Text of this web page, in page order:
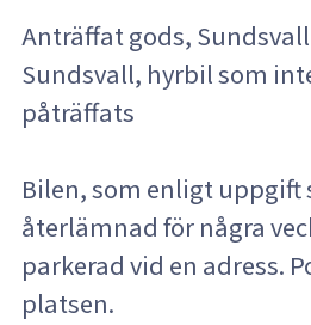
Anträffat gods, Sundsvall
Sundsvall, hyrbil som
påträffats
Bilen, som enligt uppgift
återlämnad för några
parkerad vid en adress.
platsen.